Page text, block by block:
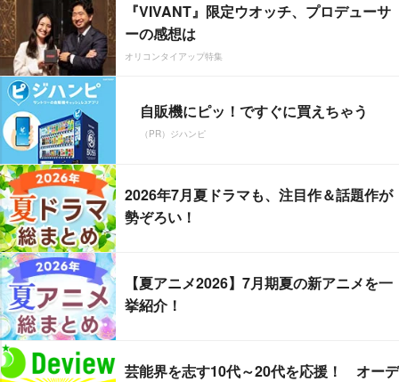
『VIVANT』限定ウオッチ、プロデューサ
ーの感想は
オリコンタイアップ特集
自販機にピッ！ですぐに買えちゃう
（PR）ジハンピ
2026年7月夏ドラマも、注目作＆話題作が
勢ぞろい！
【夏アニメ2026】7月期夏の新アニメを一
挙紹介！
芸能界を志す10代～20代を応援！ オーデ